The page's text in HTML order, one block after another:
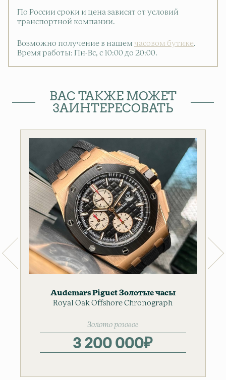
По России сроки и цена зависят от условий
транспортной компании.
Возможно получение в нашем часовом бутике.
Время работы: Пн-Вс, с 10:00 до 20:00.
ВАС ТАКЖЕ МОЖЕТ
ЗАИНТЕРЕСОВАТЬ
Audemars Piguet Золотые часы
Мужские часы
Royal Oak Offshore Chronograph
Золото розовое
3 200 000₽